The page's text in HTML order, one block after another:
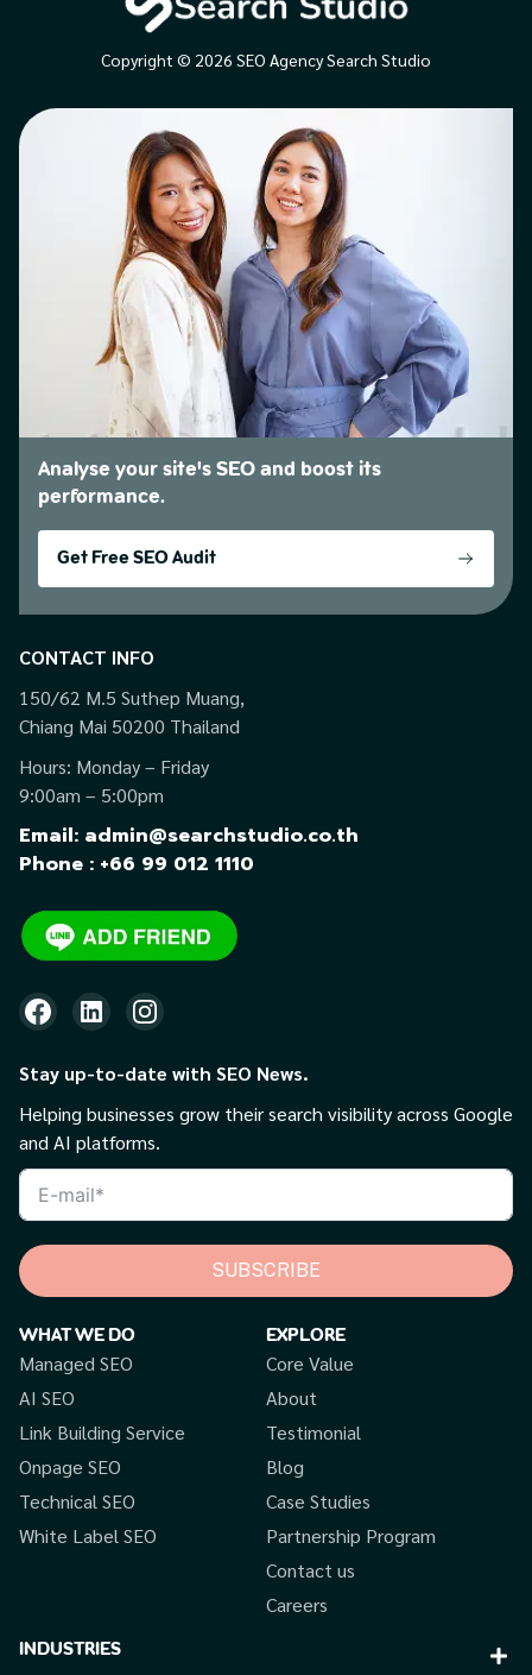
Copyright © 2026 SEO Agency Search Studio
Analyse your site's SEO and boost its
performance.
Get Free SEO Audit
CONTACT INFO
150/62 M.5 Suthep Muang,
Chiang Mai 50200 Thailand
Hours: Monday – Friday
9:00am – 5:00pm
Email: admin@searchstudio.co.th
Phone : +66 99 012 1110
Stay up-to-date with SEO News.
Helping businesses grow their search visibility across Google
and AI platforms.
SUBSCRIBE
WHAT WE DO
Managed SEO
AI SEO
Link Building Service
Onpage SEO
Technical SEO
White Label SEO
EXPLORE
Core Value
About
Testimonial
Blog
Case Studies
Partnership Program
Contact us
Careers
INDUSTRIES